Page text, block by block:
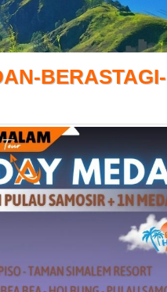
BERASTAGI-